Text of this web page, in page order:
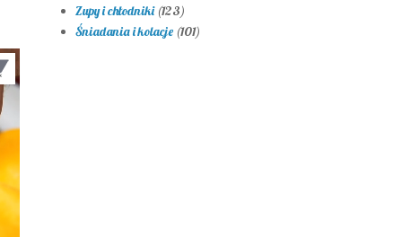
Zupy i chłodniki (123)
Śniadania i kolacje (101)